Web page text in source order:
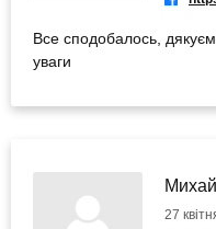
Все сподобалось,
уваги
27